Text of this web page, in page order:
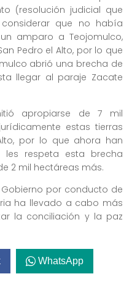
(resolución judicial que
que no había
amparo a Teojomulco,
Pedro el Alto, por lo que
abrió una brecha de
llegar al paraje Zacate
apropiarse de 7 mil
estas tierras
por lo que ahora han
respeta esta brecha
2 mil hectáreas más.
por conducto de
ha llevado a cabo más
la conciliación y la paz
WhatsApp